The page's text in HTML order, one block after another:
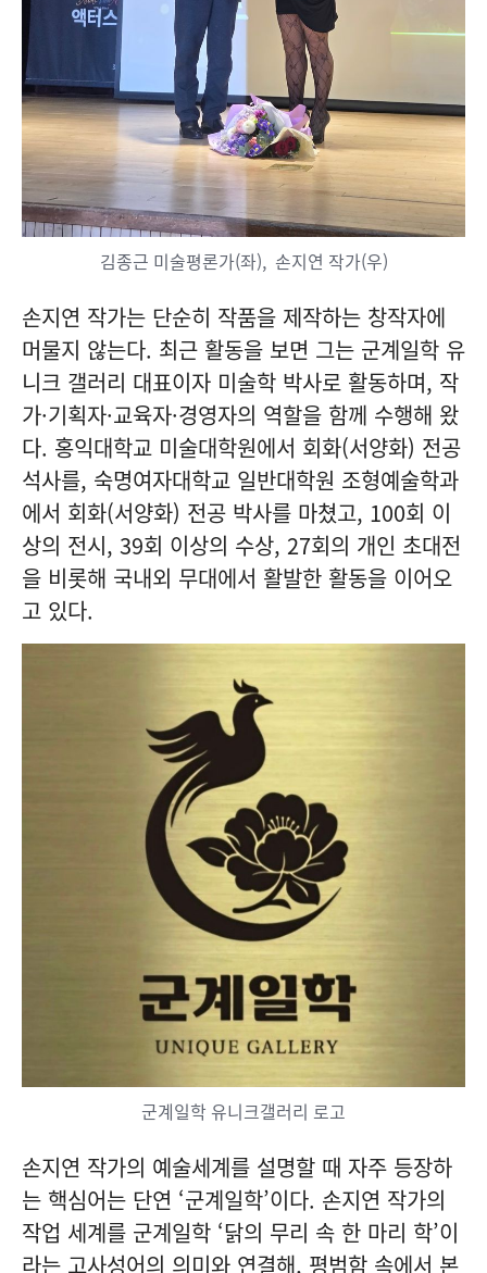
김종근 미술평론가(좌), 손지연 작가(우)
손지연 작가는 단순히 작품을 제작하는 창작자에
머물지 않는다. 최근 활동을 보면 그는 군계일학 유
니크 갤러리 대표이자 미술학 박사로 활동하며, 작
가·기획자·교육자·경영자의 역할을 함께 수행해 왔
다. 홍익대학교 미술대학원에서 회화(서양화) 전공
석사를, 숙명여자대학교 일반대학원 조형예술학과
에서 회화(서양화) 전공 박사를 마쳤고, 100회 이
상의 전시, 39회 이상의 수상, 27회의 개인 초대전
을 비롯해 국내외 무대에서 활발한 활동을 이어오
고 있다.
군계일학 유니크갤러리 로고
손지연 작가의 예술세계를 설명할 때 자주 등장하
는 핵심어는 단연 ‘군계일학’이다. 손지연 작가의
작업 세계를 군계일학 ‘닭의 무리 속 한 마리 학’이
라는 고사성어의 의미와 연결해, 평범함 속에서 본